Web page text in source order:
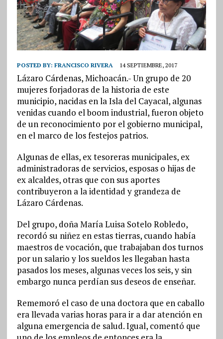
POSTED BY: FRANCISCO RIVERA 14 SEPTIEMBRE, 2017
Lázaro Cárdenas, Michoacán.- Un grupo de 20
mujeres forjadoras de la historia de este
municipio, nacidas en la Isla del Cayacal, algunas
venidas cuando el boom industrial, fueron objeto
de un reconocimiento por el gobierno municipal,
en el marco de los festejos patrios.
Algunas de ellas, ex tesoreras municipales, ex
administradoras de servicios, esposas o hijas de
ex alcaldes, otras que con sus aportes
contribuyeron a la identidad y grandeza de
Lázaro Cárdenas.
Del grupo, doña María Luisa Sotelo Robledo,
recordó su niñez en estas tierras, cuando había
maestros de vocación, que trabajaban dos turnos
por un salario y los sueldos les llegaban hasta
pasados los meses, algunas veces los seis, y sin
embargo nunca perdían sus deseos de enseñar.
Rememoró el caso de una doctora que en caballo
era llevada varias horas para ir a dar atención en
alguna emergencia de salud. Igual, comentó que